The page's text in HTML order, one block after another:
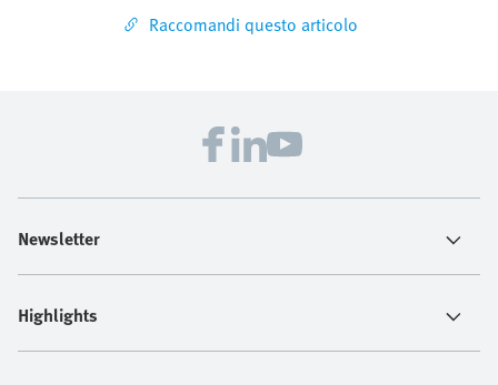
Raccomandi questo articolo
Newsletter
Highlights